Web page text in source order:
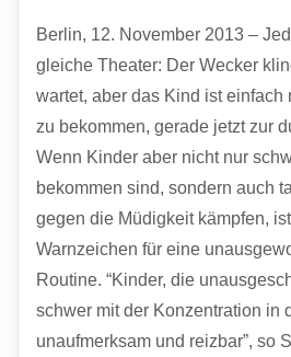
Berlin, 12. November 2013 –
gleiche Theater: Der Wecker
wartet, aber das Kind ist einfach
zu bekommen, gerade jetzt zur
Wenn Kinder aber nicht nur
bekommen sind, sondern auch
gegen die Müdigkeit kämpfen,
Warnzeichen für eine
Routine. “Kinder, die
schwer mit der Konzentration in
unaufmerksam und reizbar”, so